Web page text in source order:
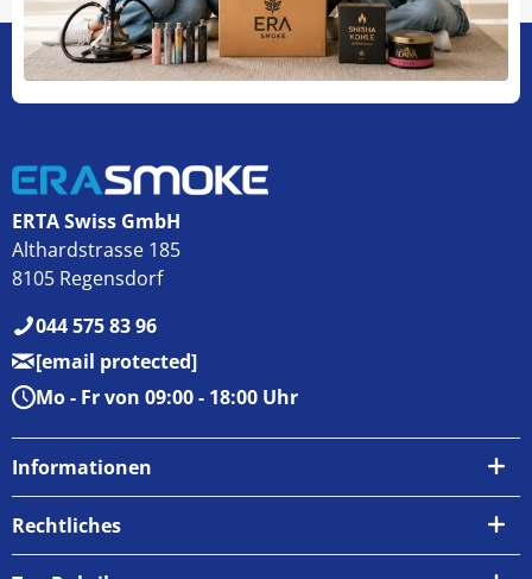
ERTA Swiss GmbH
Althardstrasse 185
8105 Regensdorf
044 575 83 96
[email protected]
Mo - Fr von 09:00 - 18:00 Uhr
Informationen
Über uns
Rechtliches